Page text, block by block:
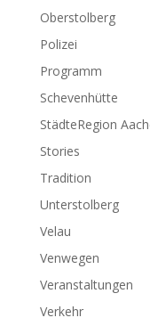
Oberstolberg
Polizei
Programm
Schevenhütte
StädteRegion
Stories
Tradition
Unterstolberg
Velau
Venwegen
Veranstaltungen
Verkehr